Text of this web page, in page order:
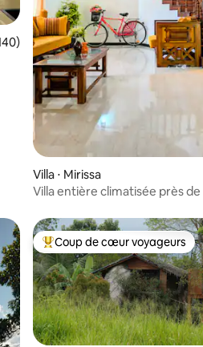
moyenne sur la base de 140
Villa ⋅ Mirissa
Villa entière climatisée près de
Coups de cœur voyageurs les
Coup de cœur voyageurs